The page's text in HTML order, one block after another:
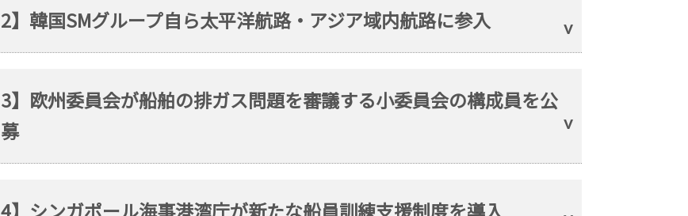
2】韓国SMグループ自ら太平洋航路・アジア域内航路に参入
3】欧州委員会が船舶の排ガス問題を審議する小委員会の構成員を公
募
4】シンガポール海事港湾庁が新たな船員訓練支援制度を導入